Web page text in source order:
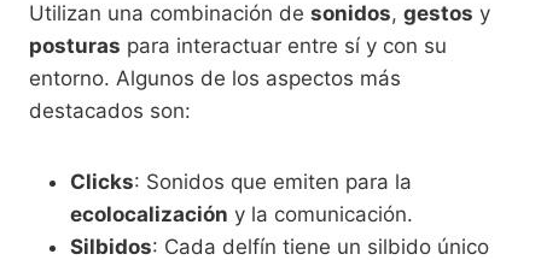
Utilizan una combinación de sonidos, gestos y
posturas para interactuar entre sí y con su
entorno. Algunos de los aspectos más
destacados son:
Clicks: Sonidos que emiten para la
ecolocalización y la comunicación.
Silbidos: Cada delfín tiene un silbido único